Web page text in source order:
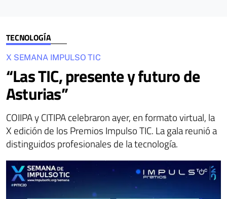
TECNOLOGÍA
X SEMANA IMPULSO TIC
“Las TIC, presente y futuro de
Asturias”
COIIPA y CITIPA celebraron ayer, en formato virtual, la
X edición de los Premios Impulso TIC. La gala reunió a
distinguidos profesionales de la tecnología.